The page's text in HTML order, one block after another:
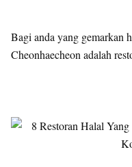
Bagi anda yang gemarkan
Cheonhaecheon adalah